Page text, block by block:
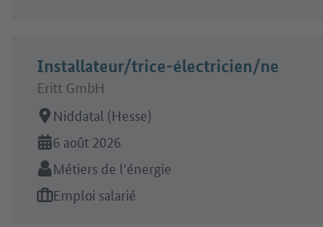
Installateur/trice-électricien/ne
Eritt GmbH
Lieu de travail:
Niddatal (Hesse)
En ligne depuis:
6 août 2026
Secteur:
Métiers de l'énergie
Type d'offre d'emploi:
Emploi salarié